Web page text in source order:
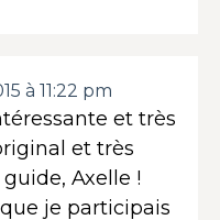
à 11:22 pm
et très
et très
Axelle !
je participais